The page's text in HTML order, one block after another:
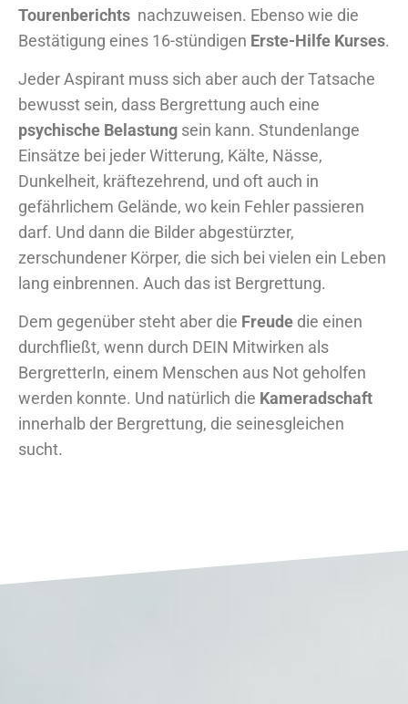
Tourenberichts nachzuweisen. Ebenso wie die
Bestätigung eines 16-stündigen Erste-Hilfe Kurses.
Jeder Aspirant muss sich aber auch der Tatsache
bewusst sein, dass Bergrettung auch eine
psychische Belastung sein kann. Stundenlange
Einsätze bei jeder Witterung, Kälte, Nässe,
Dunkelheit, kräftezehrend, und oft auch in
gefährlichem Gelände, wo kein Fehler passieren
darf. Und dann die Bilder abgestürzter,
zerschundener Körper, die sich bei vielen ein Leben
lang einbrennen. Auch das ist Bergrettung.
Dem gegenüber steht aber die Freude die einen
durchfließt, wenn durch DEIN Mitwirken als
BergretterIn, einem Menschen aus Not geholfen
werden konnte. Und natürlich die Kameradschaft
innerhalb der Bergrettung, die seinesgleichen
sucht.